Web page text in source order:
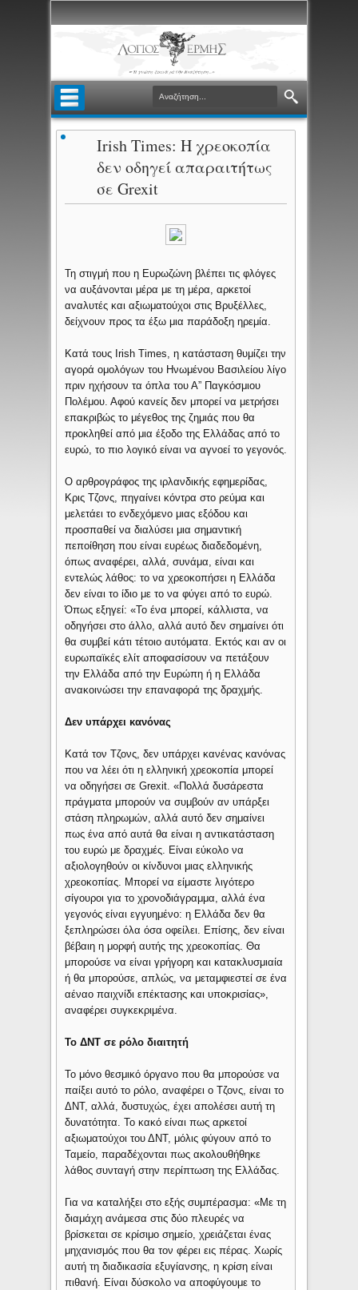
Irish Times: Η χρεοκοπία
δεν οδηγεί απαραιτήτως
σε Grexit
Τη στιγμή που η Ευρωζώνη βλέπει τις φλόγες
να αυξάνονται μέρα με τη μέρα, αρκετοί
αναλυτές και αξιωματούχοι στις Βρυξέλλες,
δείχνουν προς τα έξω μια παράδοξη ηρεμία.
Κατά τους Irish Times, η κατάσταση θυμίζει την
αγορά ομολόγων του Ηνωμένου Βασιλείου λίγο
πριν ηχήσουν τα όπλα του Α” Παγκόσμιου
Πολέμου. Αφού κανείς δεν μπορεί να μετρήσει
επακριβώς το μέγεθος της ζημιάς που θα
προκληθεί από μια έξοδο της Ελλάδας από το
ευρώ, το πιο λογικό είναι να αγνοεί το γεγονός.
Ο αρθρογράφος της ιρλανδικής εφημερίδας,
Κρις Τζονς, πηγαίνει κόντρα στο ρεύμα και
μελετάει το ενδεχόμενο μιας εξόδου και
προσπαθεί να διαλύσει μια σημαντική
πεποίθηση που είναι ευρέως διαδεδομένη,
όπως αναφέρει, αλλά, συνάμα, είναι και
εντελώς λάθος: το να χρεοκοπήσει η Ελλάδα
δεν είναι το ίδιο με το να φύγει από το ευρώ.
Όπως εξηγεί: «Το ένα μπορεί, κάλλιστα, να
οδηγήσει στο άλλο, αλλά αυτό δεν σημαίνει ότι
θα συμβεί κάτι τέτοιο αυτόματα. Εκτός και αν οι
ευρωπαϊκές ελίτ αποφασίσουν να πετάξουν
την Ελλάδα από την Ευρώπη ή η Ελλάδα
ανακοινώσει την επαναφορά της δραχμής.
Δεν υπάρχει κανόνας
Κατά τον Τζονς, δεν υπάρχει κανένας κανόνας
που να λέει ότι η ελληνική χρεοκοπία μπορεί
να οδηγήσει σε Grexit. «Πολλά δυσάρεστα
πράγματα μπορούν να συμβούν αν υπάρξει
στάση πληρωμών, αλλά αυτό δεν σημαίνει
πως ένα από αυτά θα είναι η αντικατάσταση
του ευρώ με δραχμές. Είναι εύκολο να
αξιολογηθούν οι κίνδυνοι μιας ελληνικής
χρεοκοπίας. Μπορεί να είμαστε λιγότερο
σίγουροι για το χρονοδιάγραμμα, αλλά ένα
γεγονός είναι εγγυημένο: η Ελλάδα δεν θα
ξεπληρώσει όλα όσα οφείλει. Επίσης, δεν είναι
βέβαιη η μορφή αυτής της χρεοκοπίας. Θα
μπορούσε να είναι γρήγορη και κατακλυσμιαία
ή θα μπορούσε, απλώς, να μεταμφιεστεί σε ένα
αέναο παιχνίδι επέκτασης και υποκρισίας»,
αναφέρει συγκεκριμένα.
Το ΔΝΤ σε ρόλο διαιτητή
Το μόνο θεσμικό όργανο που θα μπορούσε να
παίξει αυτό το ρόλο, αναφέρει ο Τζονς, είναι το
ΔΝΤ, αλλά, δυστυχώς, έχει απολέσει αυτή τη
δυνατότητα. Το κακό είναι πως αρκετοί
αξιωματούχοι του ΔΝΤ, μόλις φύγουν από το
Ταμείο, παραδέχονται πως ακολουθήθηκε
λάθος συνταγή στην περίπτωση της Ελλάδας.
Για να καταλήξει στο εξής συμπέρασμα: «Με τη
διαμάχη ανάμεσα στις δύο πλευρές να
βρίσκεται σε κρίσιμο σημείο, χρειάζεται ένας
μηχανισμός που θα τον φέρει εις πέρας. Χωρίς
αυτή τη διαδικασία εξυγίανσης, η κρίση είναι
πιθανή. Είναι δύσκολο να αποφύγουμε το